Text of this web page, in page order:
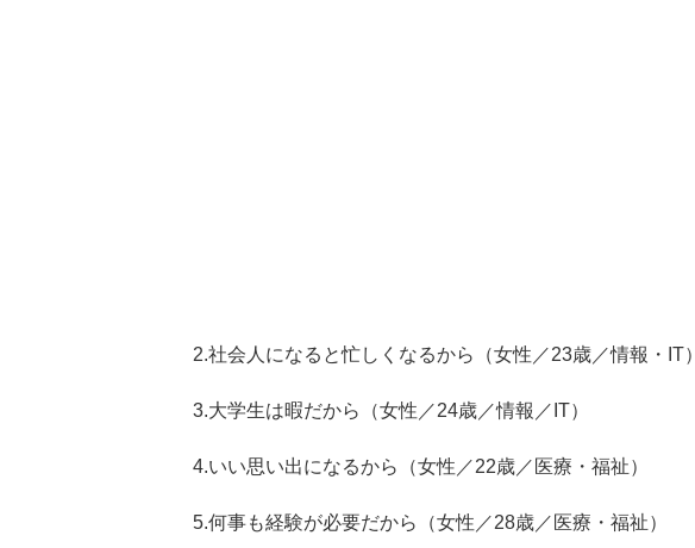
2.社会人になると忙しくなるから（女性／23歳／情報・IT）
3.大学生は暇だから（女性／24歳／情報／IT）
4.いい思い出になるから（女性／22歳／医療・福祉）
5.何事も経験が必要だから（女性／28歳／医療・福祉）